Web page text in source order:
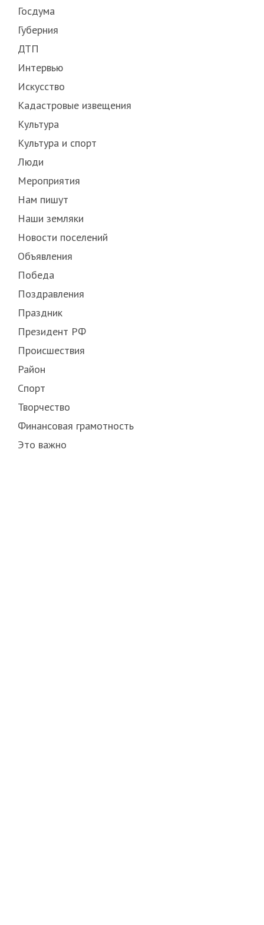
Госдума
Губерния
ДТП
Интервью
Искусство
Кадастровые извещения
Культура
Культура и спорт
Люди
Мероприятия
Нам пишут
Наши земляки
Новости поселений
Объявления
Победа
Поздравления
Праздник
Президент РФ
Происшествия
Район
Спорт
Творчество
Финансовая грамотность
Это важно